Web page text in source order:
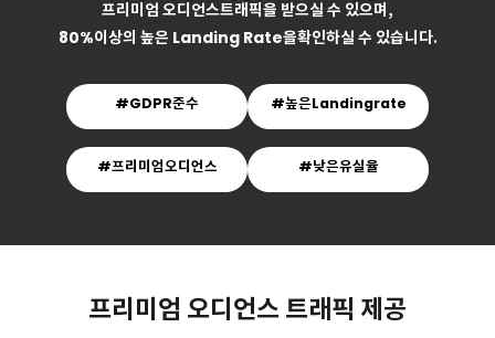
프리미엄 오디언스트래픽을 받으실 수 있으며,
80%이상의 높은 Landing Rate을확인하실 수 있습니다.
#GDPR준수 #높은Landingrate
#프리미엄오디언스 #낮은유실율
프리미엄 오디언스 트래픽 제공